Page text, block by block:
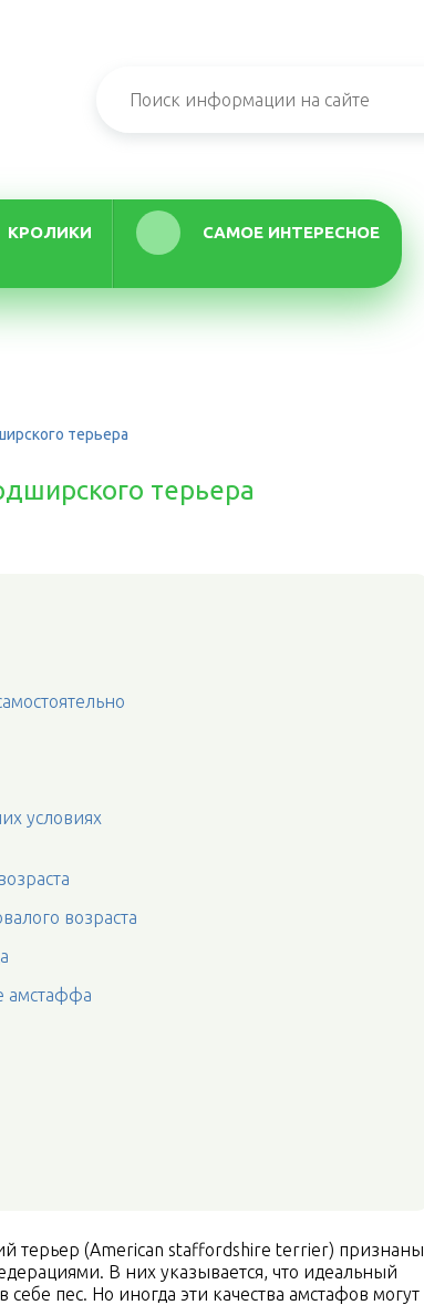
КРОЛИКИ САМОЕ ИНТЕРЕСНОЕ
терьера
терьера
условиях
возраста
амстаффа
терьер (Аmerican staffordshire terrier) признаны
В них указывается, что идеальный
пес. Но иногда эти качества амстафов могут